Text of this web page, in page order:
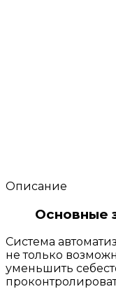
Описание
Основные
Система
не только
уменьшить